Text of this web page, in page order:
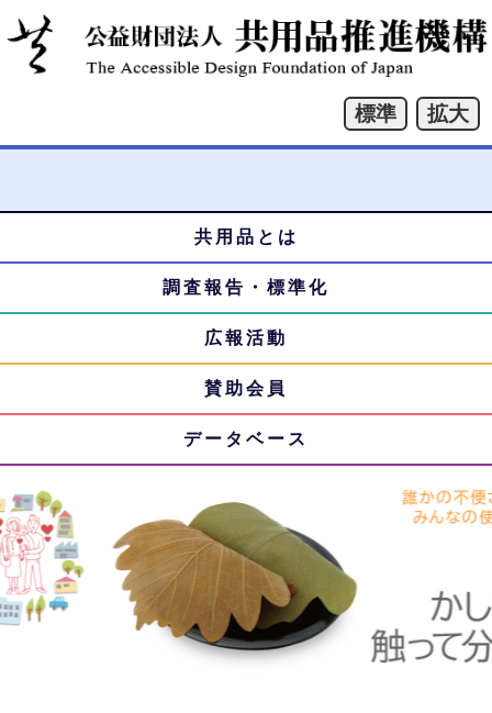
ャ
メ
ニ
ュ
ー
共用品とは
調査報告・標準化
広報活動
賛助会員
データベース